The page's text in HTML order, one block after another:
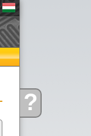
Kérdése?